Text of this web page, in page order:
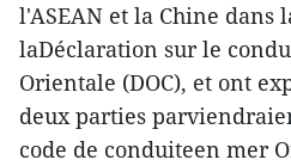
l'ASEAN et la Chine dans
laDéclaration sur le
Orientale (DOC), et ont
deux parties
code de conduiteen mer